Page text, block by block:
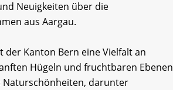
Neuigkeiten über die
aus Aargau.
der Kanton Bern eine Vielfalt an
Hügeln und fruchtbaren Ebenen
Naturschönheiten, darunter